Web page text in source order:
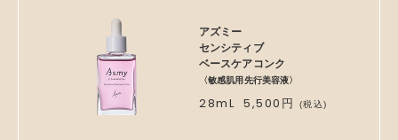
アズミー
センシティブ
ベースケアコンク
〈敏感肌用先行美容液〉
28mL 5,500 円 (税込)